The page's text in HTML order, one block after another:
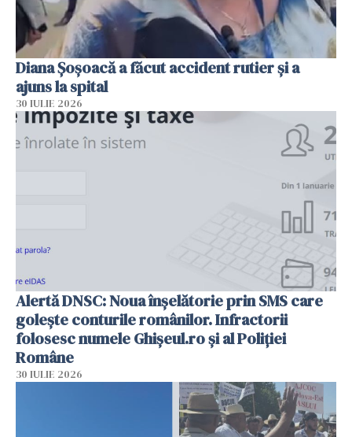
Diana Șoșoacă a făcut accident rutier și a
ajuns la spital
30 IULIE 2026
Alertă DNSC: Noua înșelătorie prin SMS care
golește conturile românilor. Infractorii
folosesc numele Ghișeul.ro și al Poliției
Române
30 IULIE 2026